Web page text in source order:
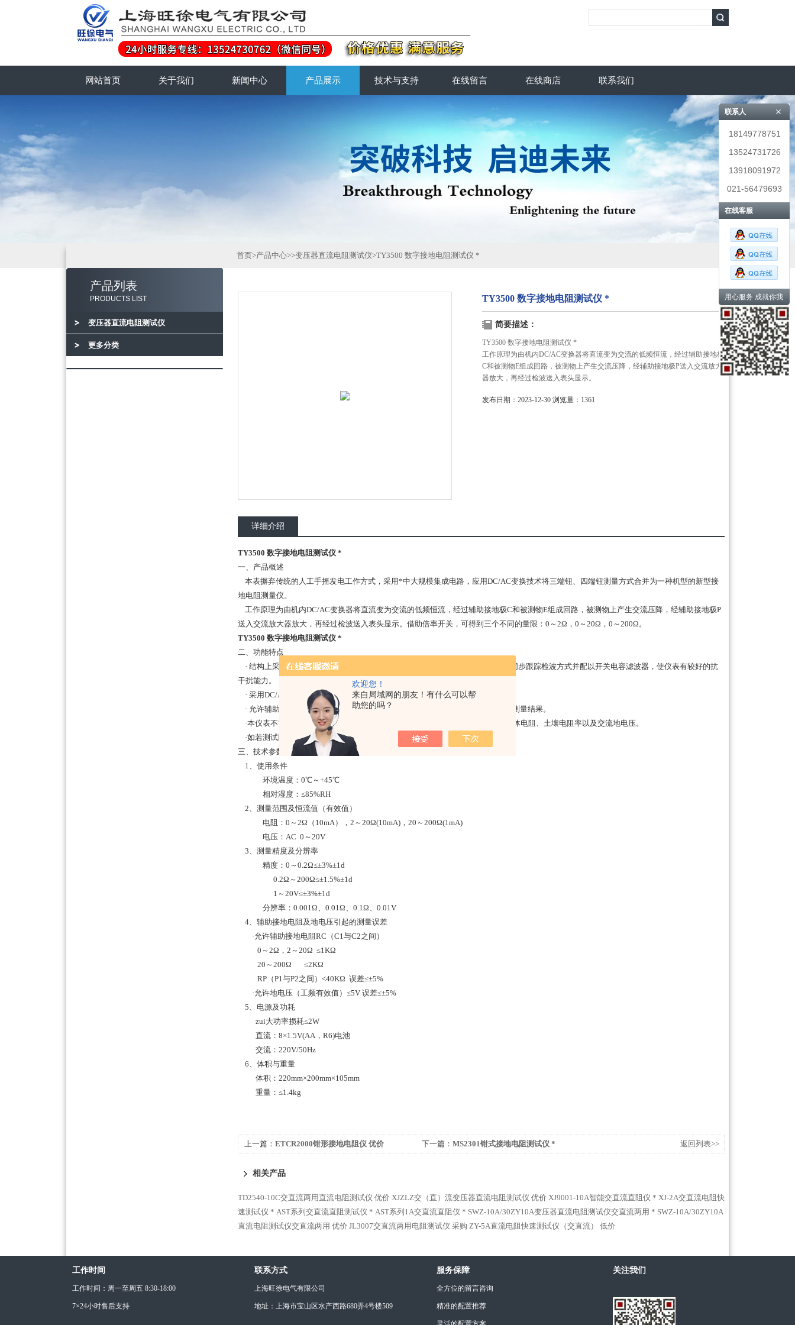
欢迎您！
来自局域网的朋友！有什么可以帮
助您的吗？
网站首页 关于我们 新闻中心 产品展示 技术与支持 在线留言 在线商店 联系我们
产品列表
PRODUCTS LIST
变压器直流电阻测试仪
更多分类
首页>产品中心>>变压器直流电阻测试仪>TY3500 数字接地电阻测试仪 *
TY3500 数字接地电阻测试仪 *
简要描述：
TY3500 数字接地电阻测试仪 *
工作原理为由机内DC/AC变换器将直流变为交流的低频恒流，经过辅助接地极
C和被测物E组成回路，被测物上产生交流压降，经辅助接地极P送入交流放大
器放大，再经过检波送入表头显示。
发布日期：2023-12-30 浏览量：1361
详细介绍
TY3500 数字接地电阻测试仪 *
一、产品概述
本表摒弃传统的人工手摇发电工作方式，采用*中大规模集成电路，应用DC/AC变换技术将三端钮、四端钮测量方式合并为一种机型的新型接
地电阻测量仪。
工作原理为由机内DC/AC变换器将直流变为交流的低频恒流，经过辅助接地极C和被测物E组成回路，被测物上产生交流压降，经辅助接地极P
送入交流放大器放大，再经过检波送入表头显示。借助倍率开关，可得到三个不同的量限：0～2Ω，0～20Ω，0～200Ω。
TY3500 数字接地电阻测试仪 *
二、功能特点
· 结构上采用高强度铝合金作为机壳，电路上为防止工频、射频干扰采用锁相环同步跟踪检波方式并配以开关电容滤波器，使仪表有较好的抗
干扰能力。
· 采用DC/AC变换技术将直流变为交流的低频恒定电流以便于测量。
· 允许辅助接地电阻在0～2KΩ（RC），0～40KΩ（RP）之间变化，不致于影响测量结果。
·本仪表不需人工调节平衡，3(1/2)位LCD显示，除测地电阻外，还可测低电阻导体电阻、土壤电阻率以及交流地电压。
·如若测试回路不通表头显示“1”代表溢出，符合常规测量习惯。
三、技术参数
1、使用条件
环境温度：0℃～+45℃
相对湿度：≤85%RH
2、测量范围及恒流值（有效值）
电阻：0～2Ω（10mA），2～20Ω(10mA)，20～200Ω(1mA)
电压：AC 0～20V
3、测量精度及分辨率
精度：0～0.2Ω≤±3%±1d
0.2Ω～200Ω≤±1.5%±1d
1～20V≤±3%±1d
分辨率：0.001Ω、0.01Ω、0.1Ω、0.01V
4、辅助接地电阻及地电压引起的测量误差
·允许辅助接地电阻RC（C1与C2之间）
0～2Ω，2～20Ω ≤1KΩ
20～200Ω ≤2KΩ
RP（P1与P2之间）<40KΩ 误差≤±5%
·允许地电压（工频有效值）≤5V 误差≤±5%
5、电源及功耗
zui大功率损耗≤2W
直流：8×1.5V(AA，R6)电池
交流：220V/50Hz
6、体积与重量
体积：220mm×200mm×105mm
重量：≤1.4kg
上一篇： ETCR2000钳形接地电阻仪 优价 下一篇： MS2301钳式接地电阻测试仪 * 返回列表>>
相关产品
TD2540-10C交直流两用直流电阻测试仪 优价 XJZLZ交（直）流变压器直流电阻测试仪 优价 XJ9001-10A智能交直流直阻仪 * XJ-2A交直流电阻快
速测试仪 * AST系列交直流直阻测试仪 * AST系列1A交直流直阻仪 * SWZ-10A/30ZY10A变压器直流电阻测试仪交直流两用 * SWZ-10A/30ZY10A
直流电阻测试仪交直流两用 优价 JL3007交直流两用电阻测试仪 采购 ZY-5A直流电阻快速测试仪（交直流） 低价
工作时间
工作时间：周一至周五 8:30-18:00
7×24小时售后支持
联系方式
上海旺徐电气有限公司
地址：上海市宝山区水产西路680弄4号楼509
服务保障
全方位的留言咨询
精准的配置推荐
关注我们
联系人
18149778751
13524731726
13918091972
021-56479693
在线客服
用心服务 成就你我